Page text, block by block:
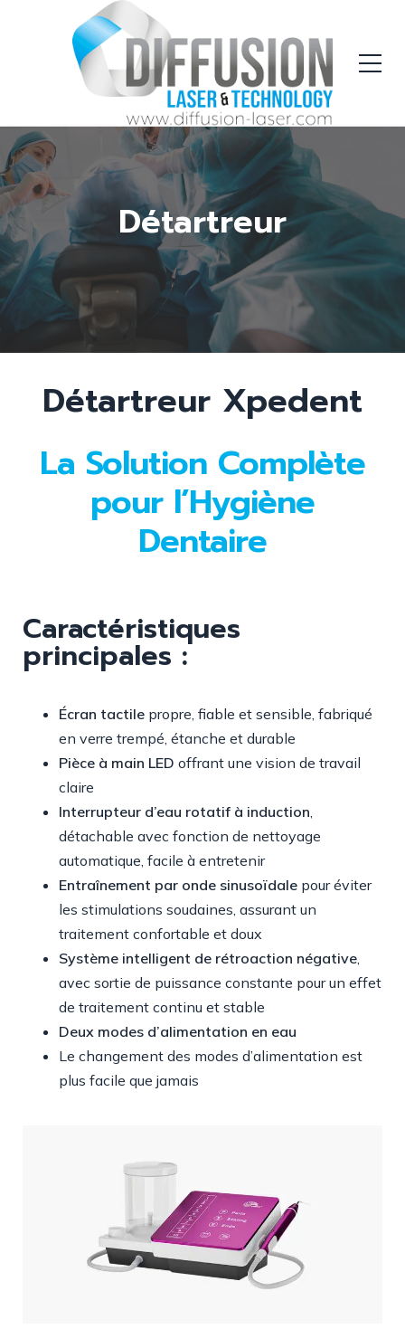
Détartreur
Détartreur Xpedent
La Solution Complète
pour l’Hygiène
Dentaire
Caractéristiques
principales :
Écran tactile propre, fiable et sensible, fabriqué
en verre trempé, étanche et durable
Pièce à main LED offrant une vision de travail
claire
Interrupteur d’eau rotatif à induction,
détachable avec fonction de nettoyage
automatique, facile à entretenir
Entraînement par onde sinusoïdale pour éviter
les stimulations soudaines, assurant un
traitement confortable et doux
Système intelligent de rétroaction négative,
avec sortie de puissance constante pour un effet
de traitement continu et stable
Deux modes d’alimentation en eau
Le changement des modes d’alimentation est
plus facile que jamais